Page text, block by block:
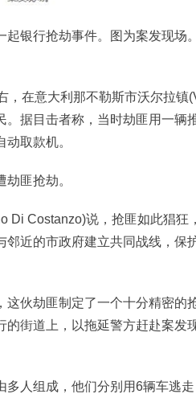
银行抢劫事件。图为案发现场
在意大利那不勒斯市沃尔拉镇
据目击者称，当时劫匪用一辆
取款机。
匪抢劫。
Costanzo)说，抢匪如此猖狂
近的市政府建立共同战线，保
伙劫匪制定了一个十分精密的
街道上，以拖延警方赶赴案发
人组成，他们分别用6辆车逃走